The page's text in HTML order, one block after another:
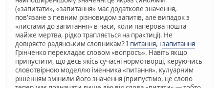
(«запитати», «запитання» має додаткове значення,
пов'язане з певним різновидом запитів, але випадок з
«листами до запитання» в часи, коли паперова пошта
майже мертва, рідко трапляється на практиці). Не
довіряєте радянським словникам? І питання, ізапитання
Грінченко перекладає словом «вопросъ». Навіть якщо
припустити, що десь якісь сучасні нормотворці, керуючись
словотвірною моделлю іменника «питання», кулуарним
рішенням змінили його значення (припустімо, це слово